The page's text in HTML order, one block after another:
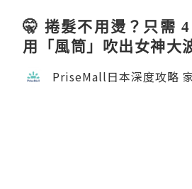
🤫 捲髮不用燙？只需
用「風筒」吹出女神大
PriseMall日本深度攻略